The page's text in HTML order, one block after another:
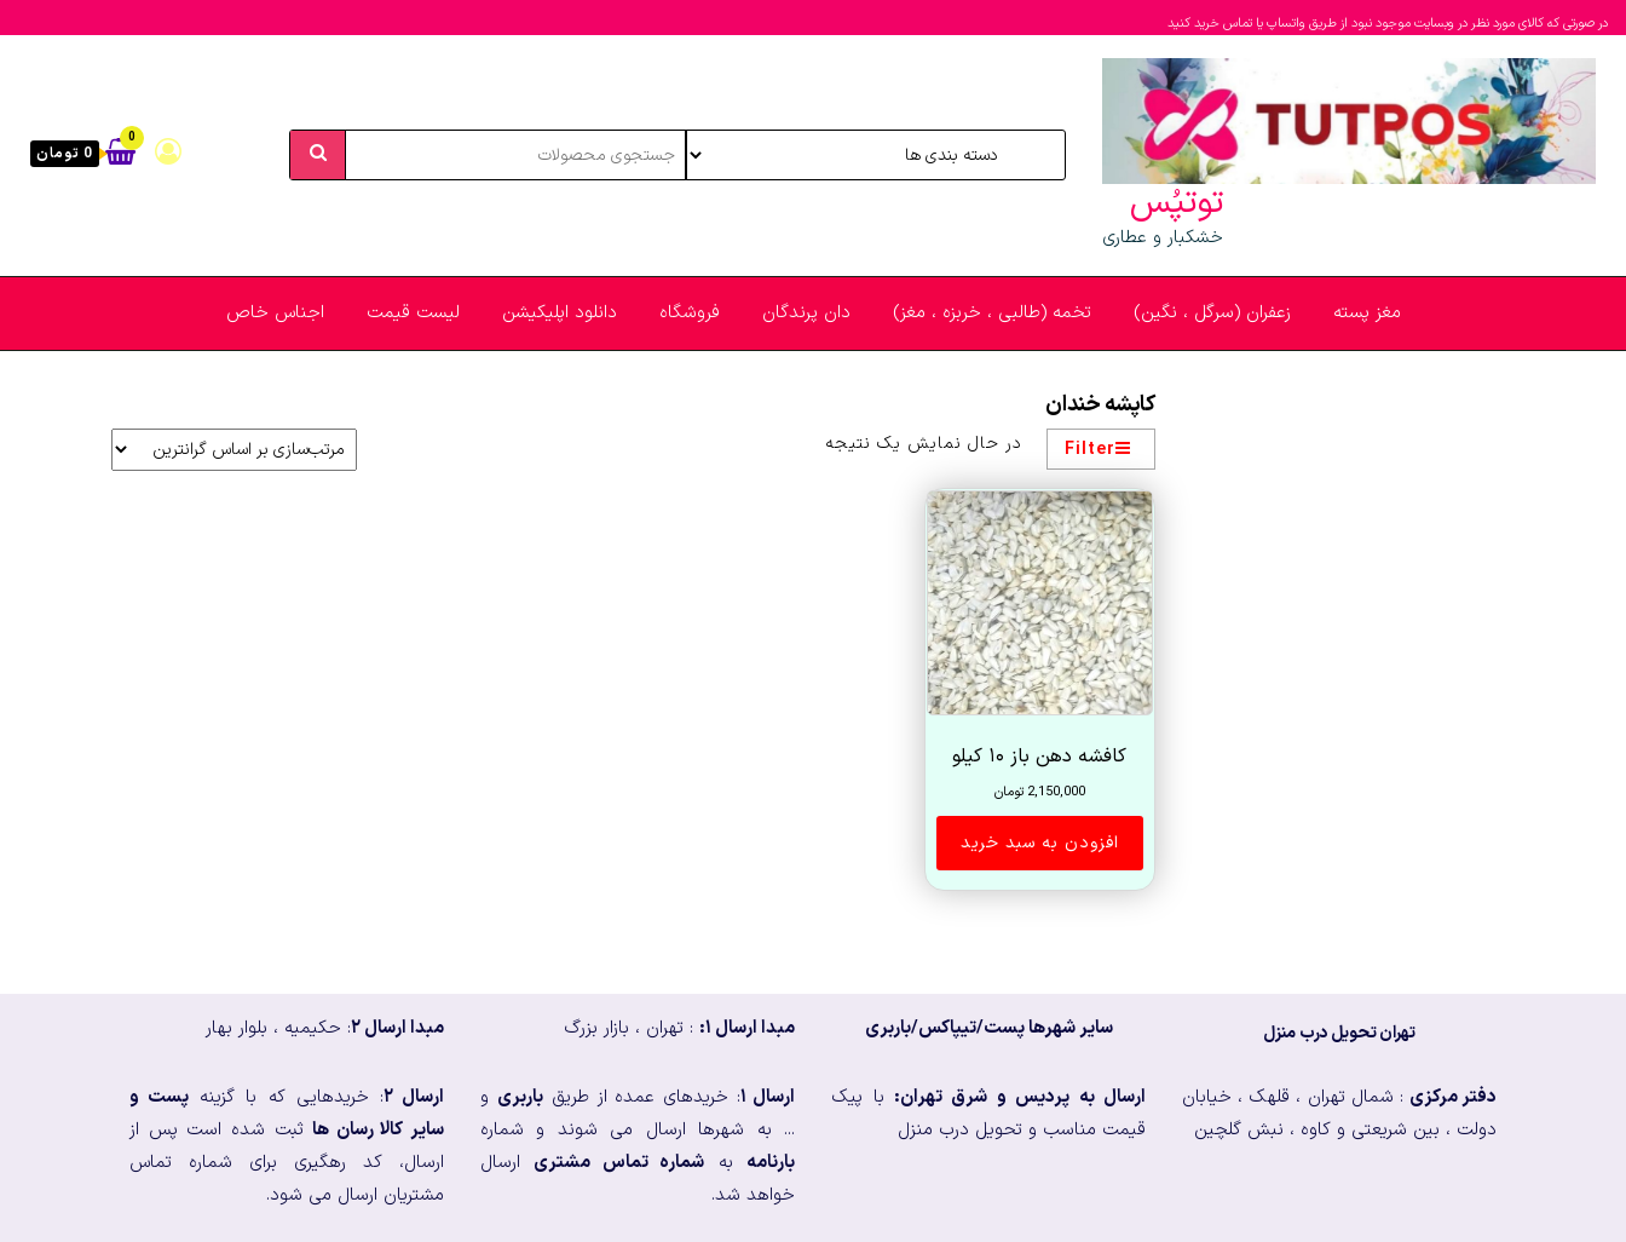
در صورتی که کالای مورد نظر در وبسایت موجود نبود از طریق واتساپ یا تماس خرید کنید
توتپُس
خشکبار و عطاری
0
0 تومان
مغز پسته زعفران (سرگل ، نگین) تخمه (طالبی ، خربزه ، مغز) دان پرندگان فروشگاه دانلود اپلیکیشن لیست قیمت اجناس خاص
کاپشه خندان
Filter در حال نمایش یک نتیجه
کافشه دهن باز ۱۰ کیلو
2,150,000 تومان
افزودن به سبد خرید
تهران تحویل درب منزل سایر شهرها پست/تیپاکس/باربری مبدا ارسال ۱: : تهران ، بازار بزرگ مبدا ارسال ۲ : حکیمیه ، بلوار بهار
دفتر مرکزی : شمال تهران ، قلهک ، خیابان
دولت ، بین شریعتی و کاوه ، نبش گلچین
ارسال به پردیس و شرق تهران: با پیک
قیمت مناسب و تحویل درب منزل
ارسال ۱ : خریدهای عمده از طریقباربری و
... به شهرها ارسال می شوند و شماره
بارنامه به شماره تماس مشتری ارسال
خواهد شد.
ارسال ۲ : خریدهایی که با گزینه پست و
سایر کالا رسان هاثبت شده است پس از
ارسال، کد رهگیری برای شماره تماس
مشتریان ارسال می شود.